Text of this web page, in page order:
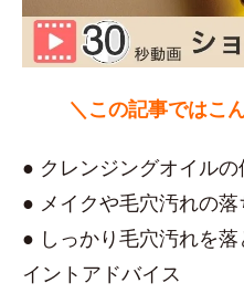
＼この記事ではこ
● クレンジングオイル
● メイクや毛穴汚れの落
● しっかり毛穴汚れを
イントアドバイス